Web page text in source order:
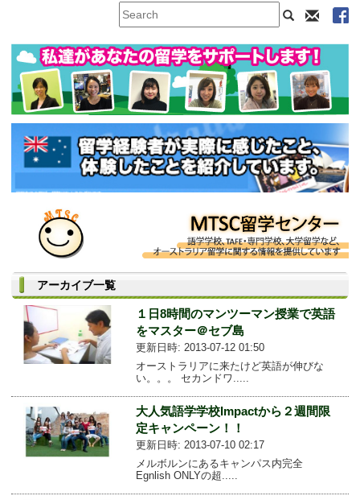
アーカイブ一覧
１日8時間のマンツーマン授業で英語
をマスター＠セブ島
更新日時: 2013-07-12 01:50
オーストラリアに来たけど英語が伸びな
い。。。 セカンドワ.....
大人気語学学校Impactから２週間限
定キャンペーン！！
更新日時: 2013-07-10 02:17
メルボルンにあるキャンパス内完全
Egnlish ONLYの超.....